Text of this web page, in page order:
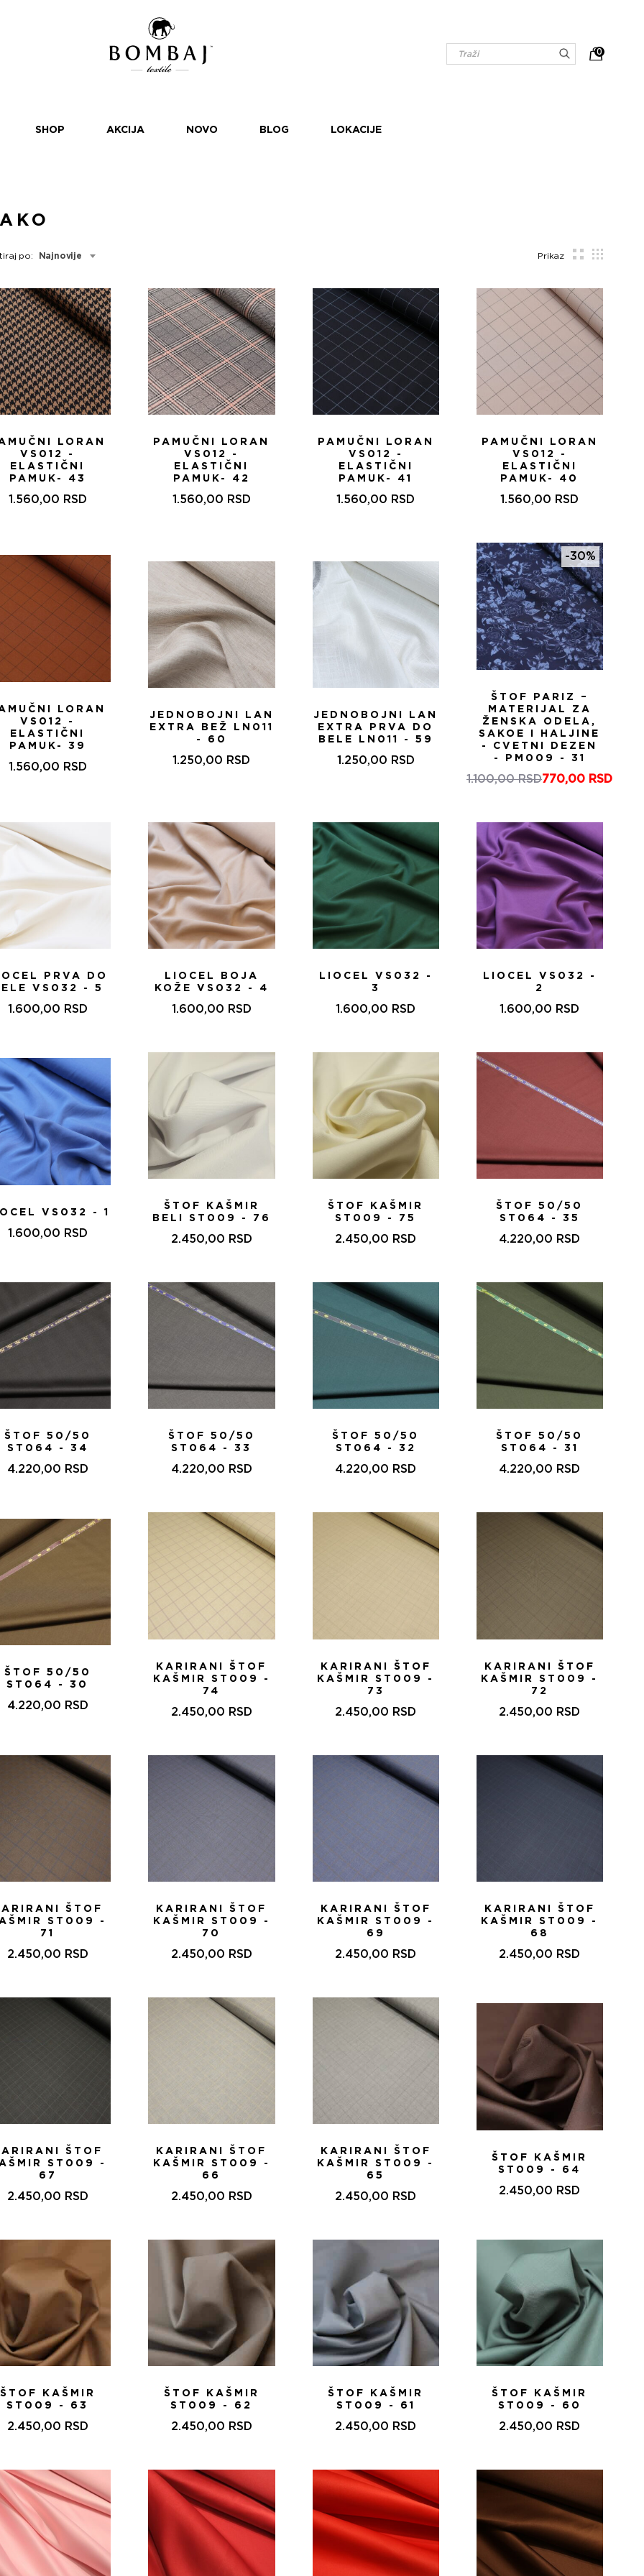
0
SHOP AKCIJA NOVO BLOG LOKACIJE
po: Najnovije Prikaz
LORAN
VS012 -
ELASTIČNI
PAMUK- 43
1.560,00 RSD
PAMUČNI LORAN
VS012 -
ELASTIČNI
PAMUK- 42
1.560,00 RSD
PAMUČNI LORAN
VS012 -
ELASTIČNI
PAMUK- 41
1.560,00 RSD
PAMUČNI LORAN
VS012 -
ELASTIČNI
PAMUK- 40
1.560,00 RSD
LORAN
VS012 -
ELASTIČNI
PAMUK- 39
1.560,00 RSD
JEDNOBOJNI LAN
EXTRA BEŽ LN011
- 60
1.250,00 RSD
JEDNOBOJNI LAN
EXTRA PRVA DO
BELE LN011 - 59
1.250,00 RSD
-30%
ŠTOF PARIZ –
MATERIJAL ZA
ŽENSKA ODELA,
SAKOE I HALJINE
- CVETNI DEZEN
- PM009 - 31
1.100,00RSDОригинална
била:
1.100,00 RSD.
770,00 RSD
Тренутна
770,00 RSD.
PRVA DO
VS032 - 5
1.600,00 RSD
LIOCEL BOJA
KOŽE VS032 - 4
1.600,00 RSD
LIOCEL VS032 -
3
1.600,00 RSD
LIOCEL VS032 -
2
1.600,00 RSD
VS032 - 1
1.600,00 RSD
ŠTOF KAŠMIR
BELI ST009 - 76
2.450,00 RSD
ŠTOF KAŠMIR
ST009 - 75
2.450,00 RSD
ŠTOF 50/50
ST064 - 35
4.220,00 RSD
ŠTOF 50/50
ST064 - 34
4.220,00 RSD
ŠTOF 50/50
ST064 - 33
4.220,00 RSD
ŠTOF 50/50
ST064 - 32
4.220,00 RSD
ŠTOF 50/50
ST064 - 31
4.220,00 RSD
ŠTOF 50/50
ST064 - 30
4.220,00 RSD
KARIRANI ŠTOF
KAŠMIR ST009 -
74
2.450,00 RSD
KARIRANI ŠTOF
KAŠMIR ST009 -
73
2.450,00 RSD
KARIRANI ŠTOF
KAŠMIR ST009 -
72
2.450,00 RSD
ŠTOF
ST009 -
71
2.450,00 RSD
KARIRANI ŠTOF
KAŠMIR ST009 -
70
2.450,00 RSD
KARIRANI ŠTOF
KAŠMIR ST009 -
69
2.450,00 RSD
KARIRANI ŠTOF
KAŠMIR ST009 -
68
2.450,00 RSD
ŠTOF
ST009 -
67
2.450,00 RSD
KARIRANI ŠTOF
KAŠMIR ST009 -
66
2.450,00 RSD
KARIRANI ŠTOF
KAŠMIR ST009 -
65
2.450,00 RSD
ŠTOF KAŠMIR
ST009 - 64
2.450,00 RSD
ŠTOF KAŠMIR
ST009 - 63
2.450,00 RSD
ŠTOF KAŠMIR
ST009 - 62
2.450,00 RSD
ŠTOF KAŠMIR
ST009 - 61
2.450,00 RSD
ŠTOF KAŠMIR
ST009 - 60
2.450,00 RSD